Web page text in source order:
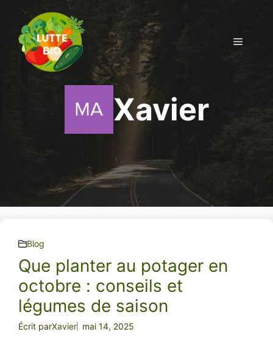
contenu
Menu
Xavier
Blog
Que planter au potager en
octobre : conseils et
légumes de saison
Écrit parXavier mai 14, 2025